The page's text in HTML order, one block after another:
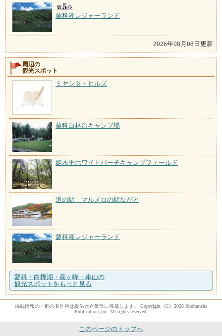
蓼科湖レジャーランド
2026年08月08日更新
周辺の
観光スポット
ミヤシタ・ヒルズ
蓼科白林台キャンプ場
姫木平ホワイトバーチキャンプフィールド
道の駅 マルメロの駅ながと
蓼科湖レジャーランド
蓼科・白樺湖・霧ヶ峰・車山の
観光スポットをもっと見る
掲載情報の一部の著作権は提供元企業等に帰属します。 Copyright（C）2026 Shobunsha
Publications,Inc. All rights reserved.
このページのトップへ